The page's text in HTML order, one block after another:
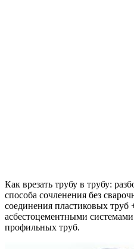
Как врезать трубу в трубу:
способа сочленения без
соединения пластиковых труб
асбестоцементными
профильных труб.